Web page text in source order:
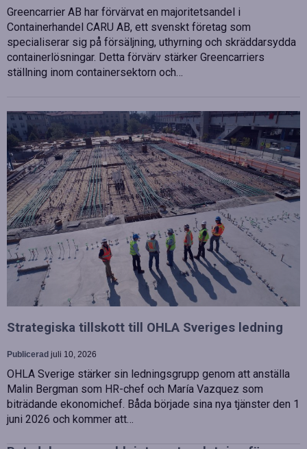
Greencarrier AB har förvärvat en majoritetsandel i
Containerhandel CARU AB, ett svenskt företag som
specialiserar sig på försäljning, uthyrning och skräddarsydda
containerlösningar. Detta förvärv stärker Greencarriers
ställning inom containersektorn och…
Strategiska tillskott till OHLA Sveriges ledning
Publicerad juli 10, 2026
OHLA Sverige stärker sin ledningsgrupp genom att anställa
Malin Bergman som HR-chef och María Vazquez som
biträdande ekonomichef. Båda började sina nya tjänster den 1
juni 2026 och kommer att…